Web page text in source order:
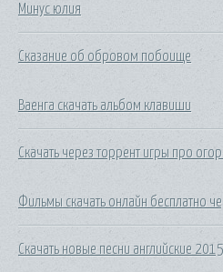
Минус юлия
Сказание об обровом побоище
Ваенга скачать альбом клавиши
Скачать через торрент игры про
Фильмы скачать онлайн бесплатно
Скачать новые песни английские 2015